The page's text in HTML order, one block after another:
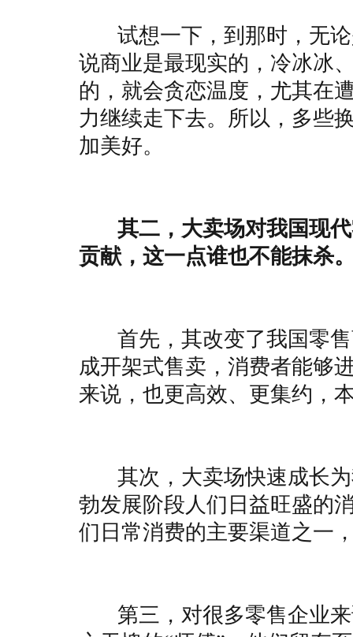
试想一下，到那时，无论
说商业是最现实的，冷冰冰
的，就会贪恋温度，尤其在
力继续走下去。所以，多些
加美好。
其二，大卖场对我国现代
贡献，这一点谁也不能抹杀
首先，其改变了我国零售
成开架式售卖，消费者能够
来说，也更高效、更集约，
其次，大卖场快速成长为
勃发展阶段人们日益旺盛的
们日常消费的主要渠道之一
第三，对很多零售企业来